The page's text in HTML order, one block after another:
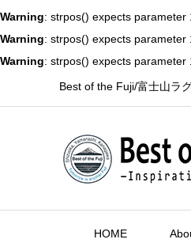
Warning: strpos() expects
Warning: strpos() expects
Warning: strpos() expects
Best of the Fuji/富士山ラ
HOME